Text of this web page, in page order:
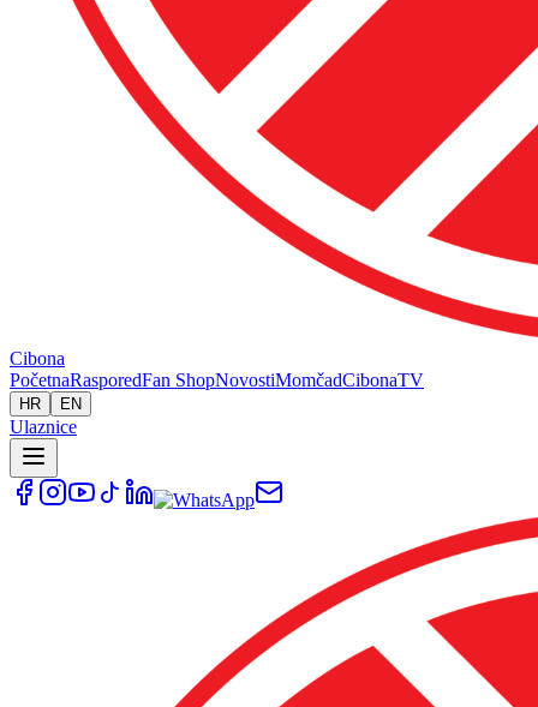
Cibona
PočetnaRasporedFan ShopNovostiMomčadCibonaTV
HR EN
Ulaznice